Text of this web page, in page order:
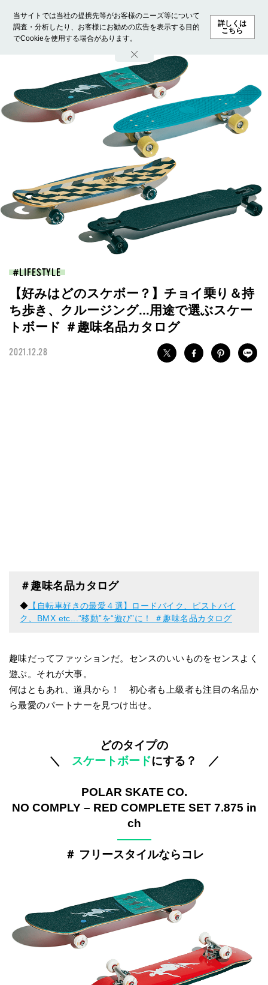
当サイトでは当社の提携先等がお客様のニーズ等について
調査・分析したり、お客様にお勧めの広告を表示する目的
でCookieを使用する場合があります。
詳しくは
こちら
ホーム モデル募集 ランキング ファッション ビューテ
LIFESTYLE
【好みはどのスケボー？】チョイ乗り＆持
ち歩き、クルージング...用途で選ぶスケー
トボード ＃趣味名品カタログ
2021.12.28
＃趣味名品カタログ
◆ 【自転車好きの最愛４選】ロードバイク、ピストバイ
ク、BMX etc...“移動”を“遊び”に！ ＃趣味名品カタログ
趣味だってファッションだ。センスのいいものをセンスよく
遊ぶ。それが大事。
何はともあれ、道具から！ 初心者も上級者も注目の名品か
ら最愛のパートナーを見つけ出せ。
どのタイプの
＼
スケートボードにする？ ／
POLAR SKATE CO.
NO COMPLY – RED COMPLETE SET 7.875 in
ch
———
＃ フリースタイルならコレ